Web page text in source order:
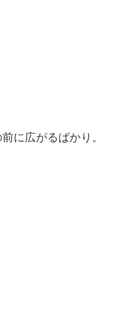
に広がるばかり。